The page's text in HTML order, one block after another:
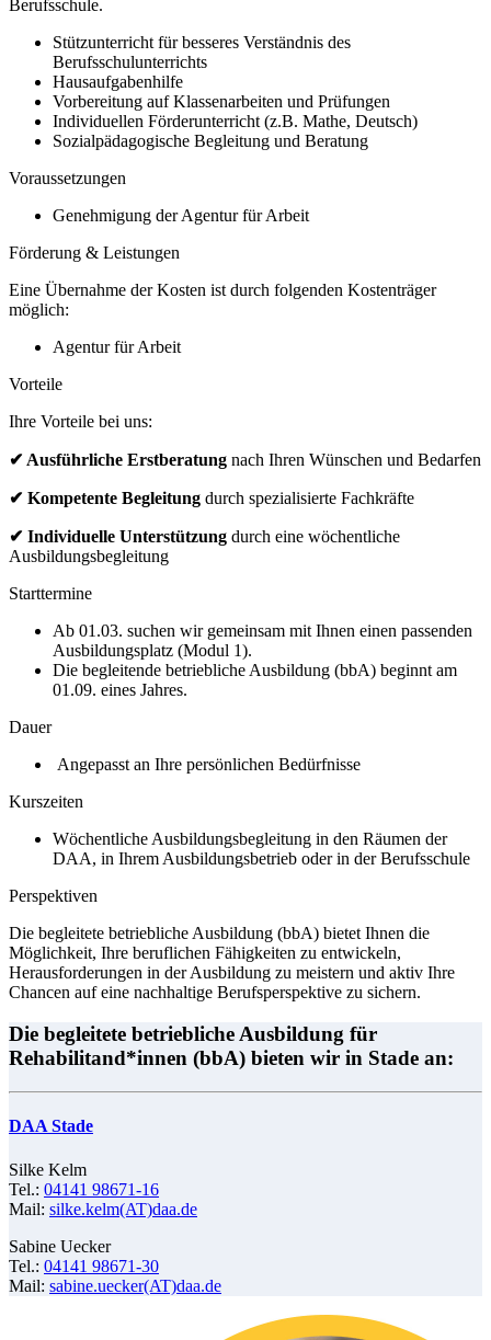
Berufsschule.
Stützunterricht für besseres Verständnis des
Berufsschulunterrichts
Hausaufgabenhilfe
Vorbereitung auf Klassenarbeiten und Prüfungen
Individuellen Förderunterricht (z.B. Mathe, Deutsch)
Sozialpädagogische Begleitung und Beratung
Voraussetzungen
Genehmigung der Agentur für Arbeit
Förderung & Leistungen
Eine Übernahme der Kosten ist durch folgenden Kostenträger
möglich:
Agentur für Arbeit
Vorteile
Ihre Vorteile bei uns:
✔ Ausführliche Erstberatung nach Ihren Wünschen und Bedarfen
✔ Kompetente Begleitung durch spezialisierte Fachkräfte
✔ Individuelle Unterstützung durch eine wöchentliche
Ausbildungsbegleitung
Starttermine
Ab 01.03. suchen wir gemeinsam mit Ihnen einen passenden
Ausbildungsplatz (Modul 1).
Die begleitende betriebliche Ausbildung (bbA) beginnt am
01.09. eines Jahres.
Dauer
Angepasst an Ihre persönlichen Bedürfnisse
Kurszeiten
Wöchentliche Ausbildungsbegleitung in den Räumen der
DAA, in Ihrem Ausbildungsbetrieb oder in der Berufsschule
Perspektiven
Die begleitete betriebliche Ausbildung (bbA) bietet Ihnen die
Möglichkeit, Ihre beruflichen Fähigkeiten zu entwickeln,
Herausforderungen in der Ausbildung zu meistern und aktiv Ihre
Chancen auf eine nachhaltige Berufsperspektive zu sichern.
Die begleitete betriebliche Ausbildung für
Rehabilitand*innen (bbA) bieten wir in Stade an:
DAA Stade
Silke Kelm
Tel.: 04141 98671-16
Mail: silke.kelm(AT)daa.de
Sabine Uecker
Tel.: 04141 98671-30
Mail: sabine.uecker(AT)daa.de